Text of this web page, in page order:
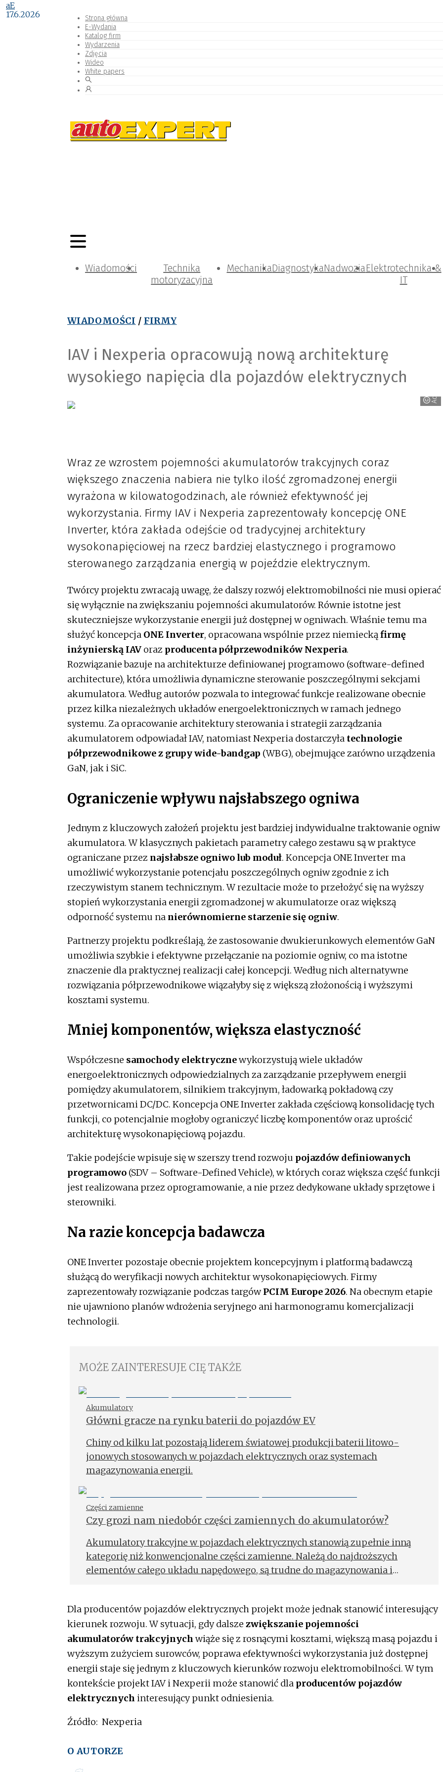
Strona główna
E-Wydania
Katalog firm
Wydarzenia
Zdjęcia
Wideo
White papers
Wiadomości
Technika
motoryzacyjna
MechanikaDiagnostykaNadwoziaElektrotechnika &
IT
WIADOMOŚCI / FIRMY
IAV i Nexperia opracowują nową architekturę
wysokiego napięcia dla pojazdów elektrycznych
aE
17.6.2026
Wraz ze wzrostem pojemności akumulatorów trakcyjnych coraz
większego znaczenia nabiera nie tylko ilość zgromadzonej energii
wyrażona w kilowatogodzinach, ale również efektywność jej
wykorzystania. Firmy IAV i Nexperia zaprezentowały koncepcję ONE
Inverter, która zakłada odejście od tradycyjnej architektury
wysokonapięciowej na rzecz bardziej elastycznego i programowo
sterowanego zarządzania energią w pojeździe elektrycznym.
Twórcy projektu zwracają uwagę, że dalszy rozwój elektromobilności nie musi opierać
się wyłącznie na zwiększaniu pojemności akumulatorów. Równie istotne jest
skuteczniejsze wykorzystanie energii już dostępnej w ogniwach. Właśnie temu ma
służyć koncepcja ONE Inverter, opracowana wspólnie przez niemieckąfirmę
inżynierską IAV oraz producenta półprzewodników Nexperia.
Rozwiązanie bazuje na architekturze definiowanej programowo (software-defined
architecture), która umożliwia dynamiczne sterowanie poszczególnymi sekcjami
akumulatora. Według autorów pozwala to integrować funkcje realizowane obecnie
przez kilka niezależnych układów energoelektronicznych w ramach jednego
systemu. Za opracowanie architektury sterowania i strategii zarządzania
akumulatorem odpowiadał IAV, natomiast Nexperia dostarczyła technologie
półprzewodnikowe z grupy wide-bandgap (WBG), obejmujące zarówno urządzenia
GaN, jak i SiC.
Ograniczenie wpływu najsłabszego ogniwa
Jednym z kluczowych założeń projektu jest bardziej indywidualne traktowanie ogniw
akumulatora. W klasycznych pakietach parametry całego zestawu są w praktyce
ograniczane przez najsłabsze ogniwo lub moduł. Koncepcja ONE Inverter ma
umożliwić wykorzystanie potencjału poszczególnych ogniw zgodnie z ich
rzeczywistym stanem technicznym. W rezultacie może to przełożyć się na wyższy
stopień wykorzystania energii zgromadzonej w akumulatorze oraz większą
odporność systemu na nierównomierne starzenie się ogniw.
Partnerzy projektu podkreślają, że zastosowanie dwukierunkowych elementów GaN
umożliwia szybkie i efektywne przełączanie na poziomie ogniw, co ma istotne
znaczenie dla praktycznej realizacji całej koncepcji. Według nich alternatywne
rozwiązania półprzewodnikowe wiązałyby się z większą złożonością i wyższymi
kosztami systemu.
Mniej komponentów, większa elastyczność
Współczesne samochody elektrycznewykorzystują wiele układów
energoelektronicznych odpowiedzialnych za zarządzanie przepływem energii
pomiędzy akumulatorem, silnikiem trakcyjnym, ładowarką pokładową czy
przetwornicami DC/DC. Koncepcja ONE Inverter zakłada częściową konsolidację tych
funkcji, co potencjalnie mogłoby ograniczyć liczbę komponentów oraz uprościć
architekturę wysokonapięciową pojazdu.
Takie podejście wpisuje się w szerszy trend rozwoju pojazdów definiowanych
programowo (SDV – Software-Defined Vehicle), w których coraz większa część funkcji
jest realizowana przez oprogramowanie, a nie przez dedykowane układy sprzętowe i
sterowniki.
Na razie koncepcja badawcza
ONE Inverter pozostaje obecnie projektem koncepcyjnym i platformą badawczą
służącą do weryfikacji nowych architektur wysokonapięciowych. Firmy
zaprezentowały rozwiązanie podczas targówPCIM Europe 2026. Na obecnym etapie
nie ujawniono planów wdrożenia seryjnego ani harmonogramu komercjalizacji
technologii.
MOŻE ZAINTERESUJE CIĘ TAKŻE
Akumulatory
Główni gracze na rynku baterii do pojazdów EV
Chiny od kilku lat pozostają liderem światowej produkcji baterii litowo-
jonowych stosowanych w pojazdach elektrycznych oraz systemach
magazynowania energii.
Części zamienne
Czy grozi nam niedobór części zamiennych do akumulatorów?
Akumulatory trakcyjne w pojazdach elektrycznych stanowią zupełnie inną
kategorię niż konwencjonalne części zamienne. Należą do najdroższych
elementów całego układu napędowego, są trudne do magazynowania i
Dla producentów pojazdów elektrycznych projekt może jednak stanowić interesujący
kierunek rozwoju. W sytuacji, gdy dalsze zwiększanie pojemności
akumulatorów trakcyjnychwiąże się z rosnącymi kosztami, większą masą pojazdu i
wyższym zużyciem surowców, poprawa efektywności wykorzystania już dostępnej
energii staje się jednym z kluczowych kierunków rozwoju elektromobilności. W tym
kontekście projekt IAV i Nexperii może stanowić dla producentów pojazdów
elektrycznych interesujący punkt odniesienia.
Źródło: Nexperia
O AUTORZE